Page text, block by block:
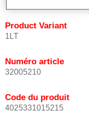
Product Variant
1LT
Numéro article
32005210
Code du produit
4025331015215